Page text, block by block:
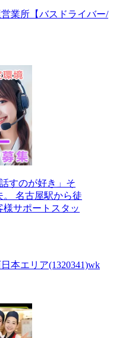
業所【バスドライバー/
すのが好き」そ
名古屋駅から徒
様サポートスタッ
本エリア(1320341)wk